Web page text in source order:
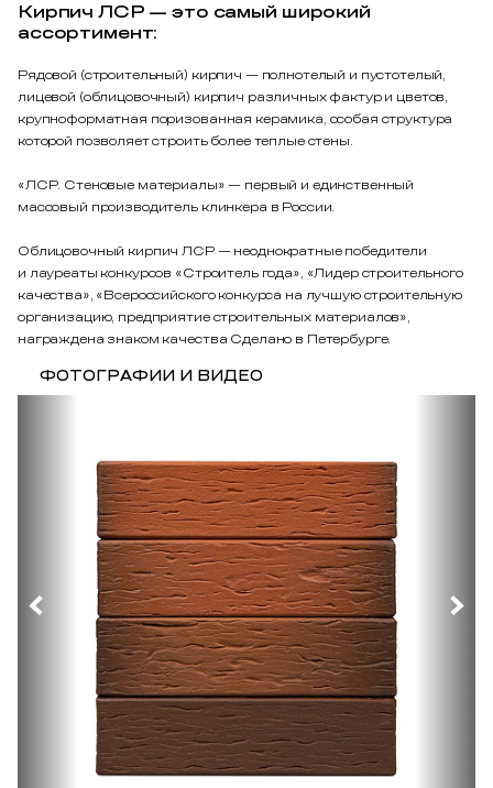
Кирпич ЛСР — это самый широкий
ассортимент:
Рядовой (строительный) кирпич — полнотелый и пустотелый,
лицевой (облицовочный) кирпич различных фактур и цветов,
крупноформатная поризованная керамика, особая структура
которой позволяет строить более теплые стены.
«ЛСР. Стеновые материалы» — первый и единственный
массовый производитель клинкера в России.
Облицовочный кирпич ЛСР — неоднократные победители
и лауреаты конкурсов «Строитель года», «Лидер строительного
качества», «Всероссийского конкурса на лучшую строительную
организацию, предприятие строительных материалов»,
награждена знаком качества Сделано в Петербурге.
ФОТОГРАФИИ И ВИДЕО